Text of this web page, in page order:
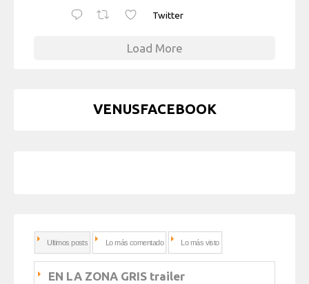
Twitter
Load More
VENUSFACEBOOK
Ultimos posts Lo más comentado Lo más visto
EN LA ZONA GRIS trailer